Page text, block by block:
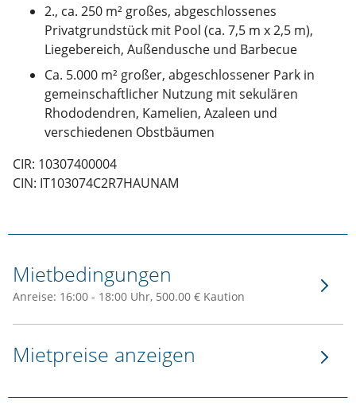
2., ca. 250 m² großes, abgeschlossenes
Privatgrundstück mit Pool (ca. 7,5 m x 2,5 m),
Liegebereich, Außendusche und Barbecue
Ca. 5.000 m² großer, abgeschlossener Park in
gemeinschaftlicher Nutzung mit sekulären
Rhododendren, Kamelien, Azaleen und
verschiedenen Obstbäumen
CIR: 10307400004
CIN: IT103074C2R7HAUNAM
Mietbedingungen
Anreise: 16:00 - 18:00 Uhr, 500.00 € Kaution
Mietpreise anzeigen